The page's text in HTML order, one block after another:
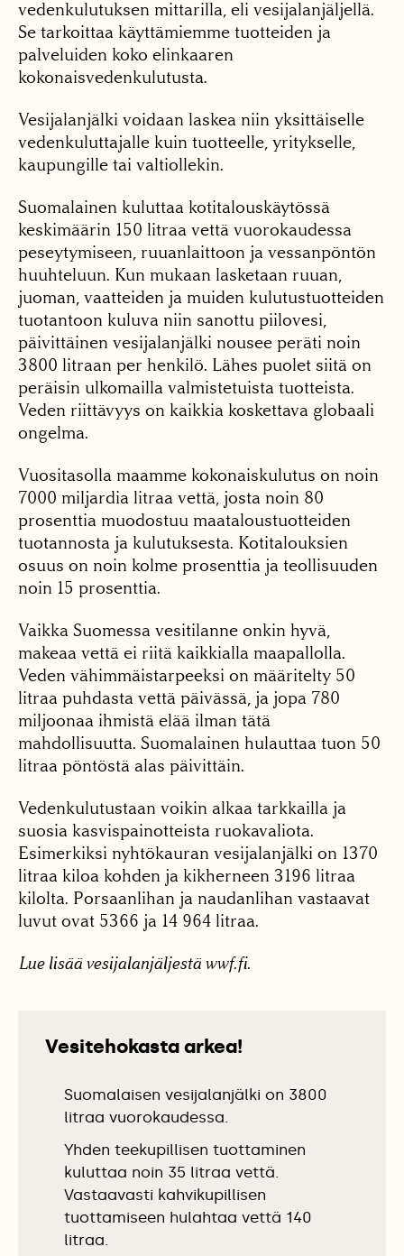
vedenkulutuksen mittarilla, eli vesijalanjäljellä.
Se tarkoittaa käyttämiemme tuotteiden ja
palveluiden koko elinkaaren
kokonaisvedenkulutusta.
Vesijalanjälki voidaan laskea niin yksittäiselle
vedenkuluttajalle kuin tuotteelle, yritykselle,
kaupungille tai valtiollekin.
Suomalainen kuluttaa kotitalouskäytössä
keskimäärin 150 litraa vettä vuorokaudessa
peseytymiseen, ruuanlaittoon ja vessanpöntön
huuhteluun. Kun mukaan lasketaan ruuan,
juoman, vaatteiden ja muiden kulutustuotteiden
tuotantoon kuluva niin sanottu piilovesi,
päivittäinen vesijalanjälki nousee peräti noin
3800 litraan per henkilö. Lähes puolet siitä on
peräisin ulkomailla valmistetuista tuotteista.
Veden riittävyys on kaikkia koskettava globaali
ongelma.
Vuositasolla maamme kokonais­kulutus on noin
7000 miljardia litraa vettä, josta noin 80
prosenttia muodostuu maataloustuotteiden
tuotannosta ja kulutuksesta. Kotitalouksien
osuus on noin kolme prosenttia ja teollisuuden
noin 15 prosenttia.
Vaikka Suomessa vesitilanne onkin hyvä,
makeaa vettä ei riitä kaikkialla maapallolla.
Veden vähimmäistarpeeksi on määritelty 50
litraa puhdasta vettä päivässä, ja jopa 780
miljoonaa ihmistä elää ilman tätä
mahdollisuutta. Suomalainen hulauttaa tuon 50
litraa pöntöstä alas päivittäin.
Vedenkulutustaan voikin alkaa tarkkailla ja
suosia kasvispainotteista ruokavaliota.
Esimerkiksi nyhtökauran vesijalanjälki on 1370
litraa kiloa kohden ja kikherneen 3196 litraa
kilolta. Porsaanlihan ja naudanlihan vastaavat
luvut ovat 5366 ja 14 964 litraa.
Lue lisää vesijalanjäljestä wwf.fi.
Vesitehokasta arkea!
Suomalaisen vesijalanjälki on 3800
litraa vuorokaudessa.
Yhden teekupillisen tuottaminen
kuluttaa noin 35 litraa vettä.
Vastaavasti kahvikupillisen
tuottamiseen hulahtaa vettä 140
litraa.